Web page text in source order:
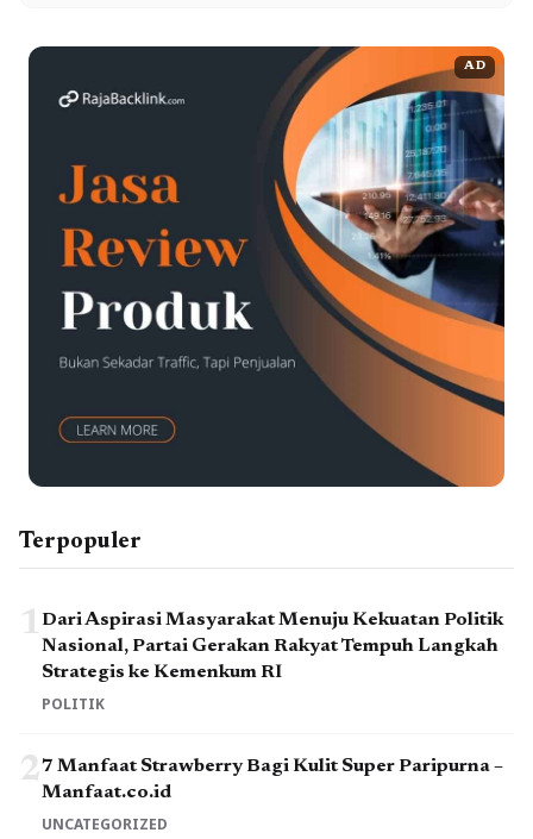
AD
Terpopuler
1 Dari Aspirasi Masyarakat Menuju Kekuatan Politik
Nasional, Partai Gerakan Rakyat Tempuh Langkah
Strategis ke Kemenkum RI
POLITIK
27 Manfaat Strawberry Bagi Kulit Super Paripurna –
Manfaat.co.id
UNCATEGORIZED